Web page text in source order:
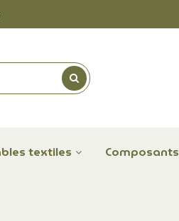
textiles Composants